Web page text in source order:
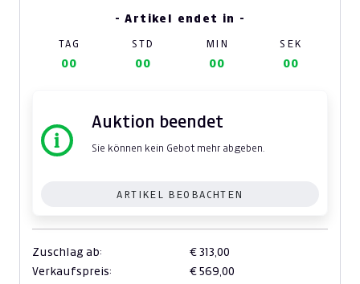
- Artikel endet in -
TAG STD MIN SEK
00 00 00 00
Auktion beendet
Sie können kein Gebot mehr abgeben.
ARTIKEL BEOBACHTEN
Zuschlag ab:
€ 313,00
Verkaufspreis:
€ 569,00